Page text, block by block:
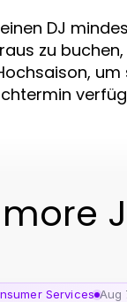
DJ
zu
um
more
Services Aug